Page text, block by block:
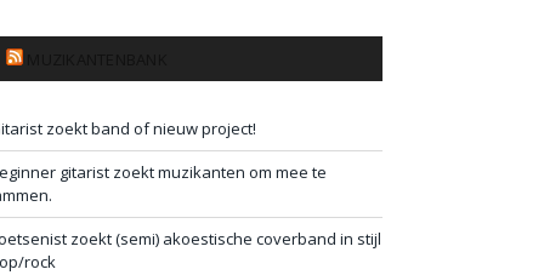
zoekt band of nieuw project!
gitarist zoekt muzikanten om mee te
zoekt (semi) akoestische coverband in stijl
rock